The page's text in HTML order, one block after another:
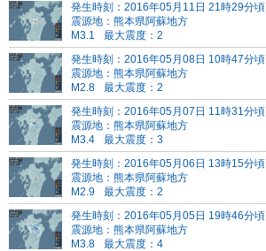
発生時刻：2016年05月11日 21時29分頃
震源地：熊本県阿蘇地方
M3.1
最大震度：2
発生時刻：2016年05月08日 10時47分頃
震源地：熊本県阿蘇地方
M2.8
最大震度：2
発生時刻：2016年05月07日 11時31分頃
震源地：熊本県阿蘇地方
M3.4
最大震度：3
発生時刻：2016年05月06日 13時15分頃
震源地：熊本県阿蘇地方
M2.9
最大震度：2
発生時刻：2016年05月05日 19時46分頃
震源地：熊本県阿蘇地方
M3.8
最大震度：4